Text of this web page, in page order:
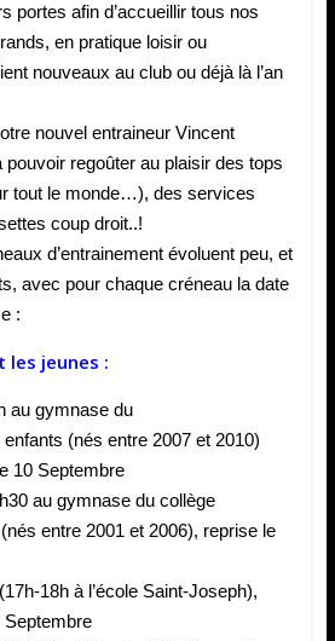
portes afin d’accueillir tous nos
en pratique loisir ou
nouveaux au club ou déjà là l’an
nouvel entraineur Vincent
regoûter au plaisir des tops
tout le monde…), des services
coup droit..!
d’entrainement évoluent peu, et
avec pour chaque créneau la date
:
les jeunes :
au gymnase du
(nés entre 2007 et 2010)
10 Septembre
au gymnase du collège
entre 2001 et 2006), reprise le
18h à l’école Saint-Joseph),
Septembre